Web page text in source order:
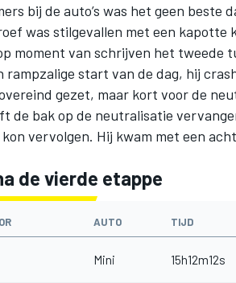
bij de auto’s was het geen beste
was stilgevallen met een kapotte
moment van schrijven het tweede
rampzalige start van de dag, hij
gezet, maar kort voor de
de bak op de neutralisatie
vervolgen. Hij kwam met een
de vierde etappe
AUTO TIJD
Mini 15h12m12s